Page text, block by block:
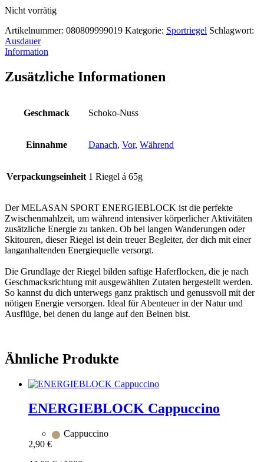
Nicht vorrätig
Artikelnummer: 080809999019 Kategorie: Sportriegel Schlagwort:
Ausdauer
Information
Zusätzliche Informationen
Geschmack Schoko-Nuss
Einnahme Danach, Vor, Während
Verpackungseinheit 1 Riegel á 65g
Der MELASAN SPORT ENERGIEBLOCK ist die perfekte
Zwischenmahlzeit, um während intensiver körperlicher Aktivitäten
zusätzliche Energie zu tanken. Ob bei langen Wanderungen oder
Skitouren, dieser Riegel ist dein treuer Begleiter, der dich mit einer
langanhaltenden Energiequelle versorgt.
Die Grundlage der Riegel bilden saftige Haferflocken, die je nach
Geschmacksrichtung mit ausgewählten Zutaten hergestellt werden.
So kannst du dich unterwegs ganz praktisch und genussvoll mit der
nötigen Energie versorgen. Ideal für Abenteuer in der Natur und
Ausflüge, bei denen du lange auf den Beinen bist.
Ähnliche Produkte
ENERGIEBLOCK Cappuccino
Cappuccino
2,90 €